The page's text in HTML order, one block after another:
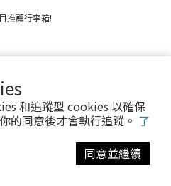
和追蹤型 cookies 以確保
的同意後才會執行追蹤。 了
同意並繼續
推薦行李箱!
握網美實拍照、優惠資訊!